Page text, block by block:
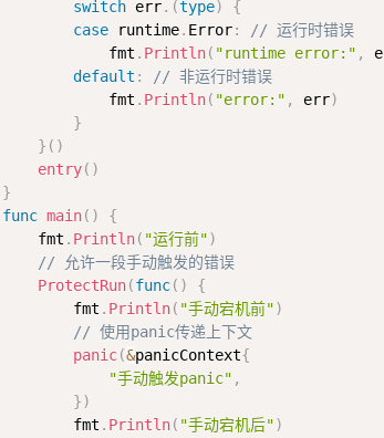
switch err. (type)
{
case runtime. Error:
// 运行时错误
            fmt
. Println( "runtime error:" ,
default :
// 非运行时错误
            fmt
. Println( "error:" , err)
}
} ( )
entry( )
}
func main( )
{
    fmt
. Println( "运行前")
// 允许一段手动触发的错误
ProtectRun(func( )
{
        fmt
. Println( "手动宕机前")
// 使用panic传递上下文
panic(&panicContext{
"手动触发panic" ,
})
        fmt
. Println( "手动宕机后")